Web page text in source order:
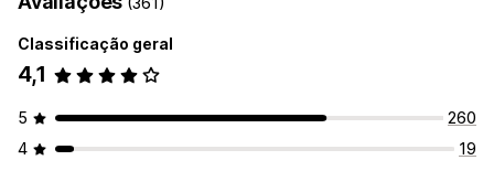
Classificação geral
4,1
5
260
4
19